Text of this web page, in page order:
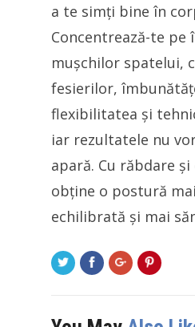
a te simți bine în
Concentrează-te pe
mușchilor spatelui,
fesierilor,
flexibilitatea și
iar rezultatele nu
apară. Cu răbdare
obține o postură
echilibrată și mai